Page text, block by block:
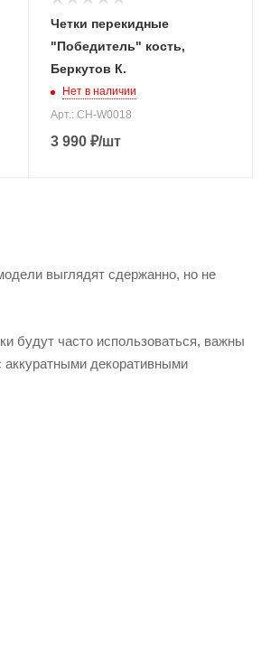
Четки перекидные
"Победитель" кость,
Беркутов К.
Нет в наличии
Арт.: CH-W0018
3 990₽/шт
выглядят сдержанно, но не
будут часто использоваться, важны
декоративными